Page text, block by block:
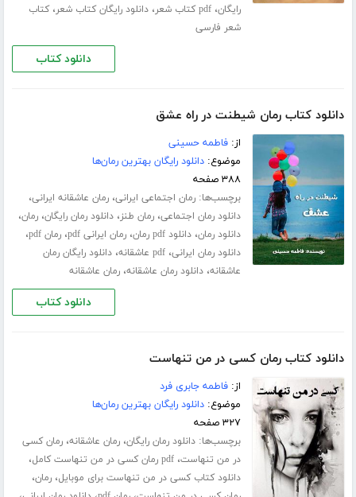
رایگان،pdf کتاب شعر ،دانلود رایگان کتاب شعر،کتاب
شعر فارسی
دانلود کتاب
دانلود کتاب رمان شیطنت در راه عشق
از:فاطمه حسینی
موضوع:دانلود رایگان بهترین رمان‌ها
۳۸۸ صفحه
برچسب‌ها:رمان اجتماعی ایرانی،رمان عاشقانه ایرانی،
دانلود رمان اجتماعی،رمان طنز،دانلود رمان رایگان،رمان،
دانلود رمان،دانلود pdf رمان ،رمان ایرانی pdf ،رمان pdf ،
دانلود رمان ایرانی،pdf عاشقانه ،دانلود رایگان رمان
عاشقانه،دانلود رمان عاشقانه،رمان عاشقانه
دانلود کتاب
دانلود کتاب رمان کسی در من تنهاست
از:فاطمه جابری فرد
موضوع:دانلود رایگان بهترین رمان‌ها
۳۲۷ صفحه
برچسب‌ها:دانلود رمان رایگان،رمان عاشقانه،رمان کسی
در من تنهاست،pdf رمان کسی در من تنهاست کامل ،
دانلود کتاب کسی در من تنهاست برای موبایل،رمان،